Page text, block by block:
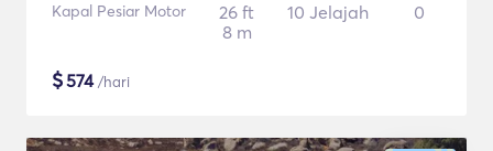
Kapal Pesiar Motor
26 ft
8 m
10 Jelajah 0
$574/hari